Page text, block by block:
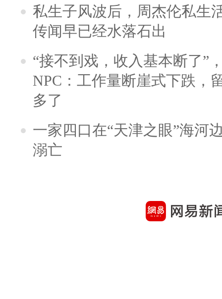
私生子风波后，周杰伦私生
传闻早已经水落石出
“接不到戏，收入基本断了”
NPC：工作量断崖式下跌，
多了
一家四口在“天津之眼”海河
溺亡